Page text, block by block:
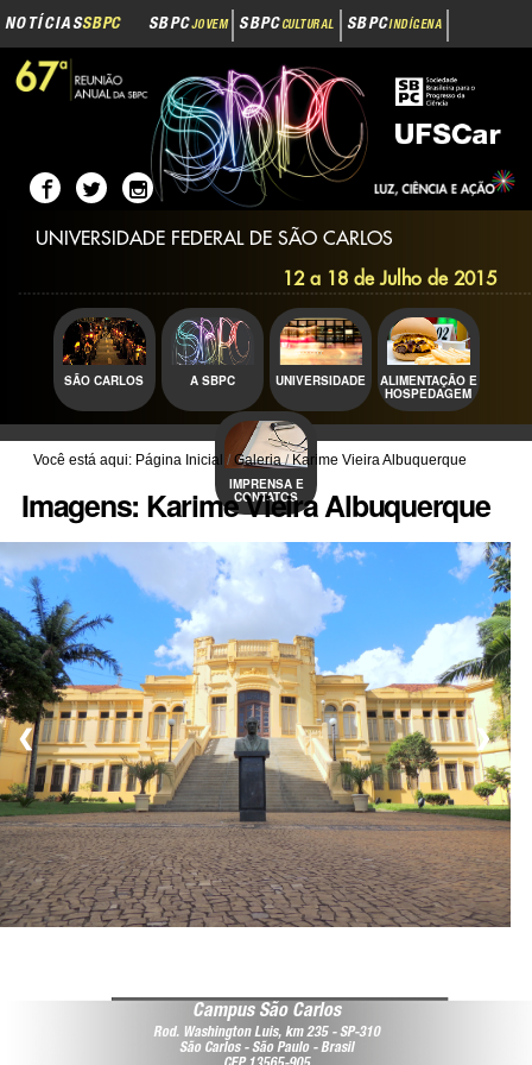
para
o
conteúdo.
navegação
NOTÍCIASSBPC SBPCJOVEM SBPC CULTURAL SBPCINDÍGENA
SBPCINOVAÇÃO
UNIVERSIDADE FEDERAL DE SÃO CARLOS
12 a 18 de Julho de 2015
SÃO CARLOS A SBPC UNIVERSIDADE ALIMENTAÇÃO E
HOSPEDAGEM
IMPRENSA E
CONTATOS
Você está aqui: Página Inicial /Galeria /Karime Vieira Albuquerque
Imagens: Karime Vieira Albuquerque
❮ ❯
Campus São Carlos
Rod. Washington Luis, km 235 - SP-310
São Carlos - São Paulo - Brasil